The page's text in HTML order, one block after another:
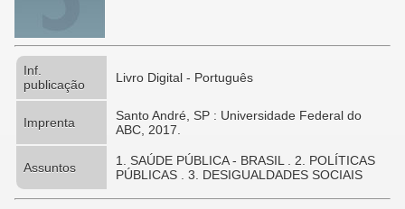
Inf.
publicação
Livro Digital - Português
Imprenta
Santo André, SP : Universidade Federal do
ABC, 2017.
Assuntos
1. SAÚDE PÚBLICA - BRASIL . 2. POLÍTICAS
PÚBLICAS . 3. DESIGUALDADES SOCIAIS